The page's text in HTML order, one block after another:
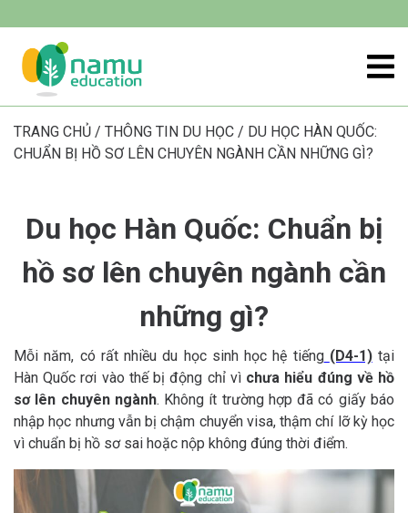
TRANG CHỦ / THÔNG TIN DU HỌC / DU HỌC HÀN QUỐC:
CHUẨN BỊ HỒ SƠ LÊN CHUYÊN NGÀNH CẦN NHỮNG GÌ?
Du học Hàn Quốc: Chuẩn bị
hồ sơ lên chuyên ngành cần
những gì?
Mỗi năm, có rất nhiều du học sinh học hệ tiếng (D4-1)tại
Hàn Quốc rơi vào thế bị động chỉ vì chưa hiểu đúng về hồ
sơ lên chuyên ngành. Không ít trường hợp đã có giấy báo
nhập học nhưng vẫn bị chậm chuyển visa, thậm chí lỡ kỳ học
vì chuẩn bị hồ sơ sai hoặc nộp không đúng thời điểm.